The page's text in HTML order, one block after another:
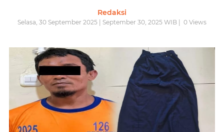
Redaksi
Selasa, 30 September 2025 | September 30, 2025 WIB | 0 Views